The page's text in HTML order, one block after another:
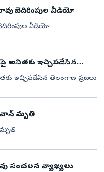
బెదిరింపుల వీడియో
వీడియో
అనితకు ఇచ్చిపడేసిన
ఇచ్చిపడేసిన తెలంగాణ ప్రజలు
మృతి
సంచలన వ్యాఖ్యలు